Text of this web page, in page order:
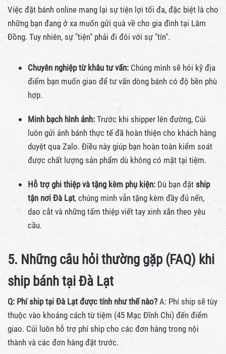
Việc đặt bánh online mang lại sự tiện lợi tối đa, đặc biệt là cho
những bạn đang ở xa muốn gửi quà về cho gia đình tại Lâm
Đồng. Tuy nhiên, sự "tiện" phải đi đôi với sự "tín".
Chuyên nghiệp từ khâu tư vấn: Chúng mình sẽ hỏi kỹ địa
điểm bạn muốn giao để tư vấn dòng bánh có độ bền phù
hợp.
Minh bạch hình ảnh: Trước khi shipper lên đường, Củi
luôn gửi ảnh bánh thực tế đã hoàn thiện cho khách hàng
duyệt qua Zalo. Điều này giúp bạn hoàn toàn kiểm soát
được chất lượng sản phẩm dù không có mặt tại tiệm.
Hỗ trợ ghi thiệp và tặng kèm phụ kiện: Dù bạn đặt ship
tận nơi Đà Lạt, chúng mình vẫn tặng kèm đầy đủ nến,
dao cắt và những tấm thiệp viết tay xinh xắn theo yêu
cầu.
5. Những câu hỏi thường gặp (FAQ) khi
ship bánh tại Đà Lạt
Q: Phí ship tại Đà Lạt được tính như thế nào? A: Phí ship sẽ tùy
thuộc vào khoảng cách từ tiệm (45 Mạc Đĩnh Chi) đến điểm
giao. Củi luôn hỗ trợ phí ship cho các đơn hàng trong nội
thành và các đơn hàng đặt trước.